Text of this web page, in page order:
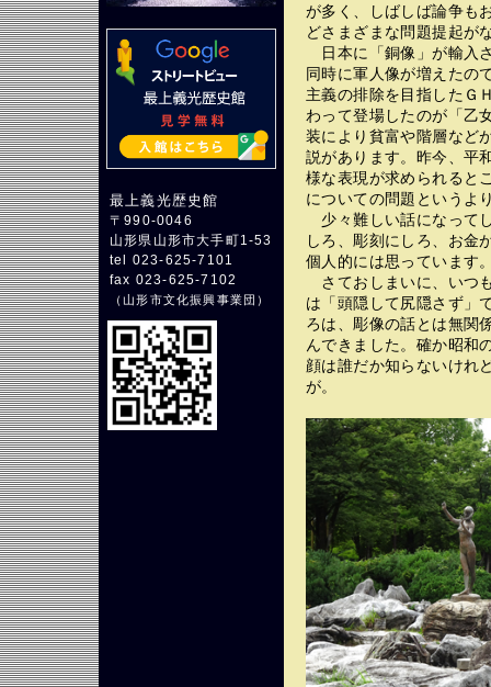
最上義光歴史館
〒990-0046
山形県山形市大手町1-53
tel 023-625-7101
fax 023-625-7102
（山形市文化振興事業団 ）
が多く、しばしば論争も
どさまざまな問題提起が
日本に「銅像」が輸入
同時に軍人像が増えたの
主義の排除を目指したＧ
わって登場したのが「乙
装により貧富や階層など
説があります。昨今、平
様な表現が求められると
についての問題というよ
少々難しい話になって
しろ、彫刻にしろ、お金
個人的には思っています
さておしまいに、いつ
は「頭隠して尻隠さず」
ろは、彫像の話とは無関
んできました。確か昭和
顔は誰だか知らないけれ
が。